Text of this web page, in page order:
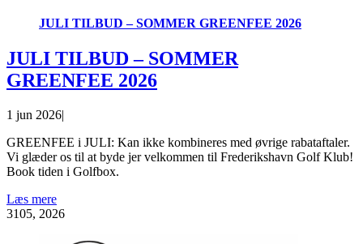
JULI TILBUD – SOMMER GREENFEE 2026
JULI TILBUD – SOMMER
GREENFEE 2026
1 jun 2026|
GREENFEE i JULI: Kan ikke kombineres med øvrige rabataftaler.
Vi glæder os til at byde jer velkommen til Frederikshavn Golf Klub!
Book tiden i Golfbox.
Læs mere
3105, 2026